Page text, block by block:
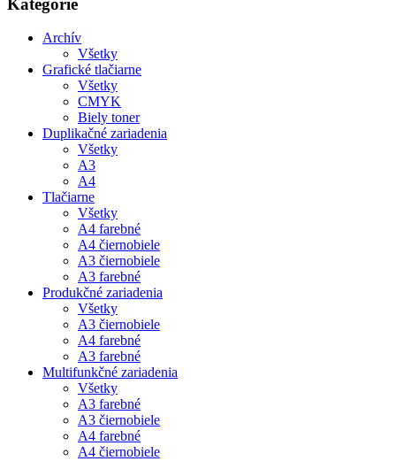
Archív
Všetky
Grafické tlačiarne
Všetky
CMYK
Biely toner
Duplikačné zariadenia
Všetky
A3
A4
Tlačiarne
Všetky
A4 farebné
A4 čiernobiele
A3 čiernobiele
A3 farebné
Produkčné zariadenia
Všetky
A3 čiernobiele
A4 farebné
A3 farebné
Multifunkčné zariadenia
Všetky
A3 farebné
A3 čiernobiele
A4 farebné
A4 čiernobiele